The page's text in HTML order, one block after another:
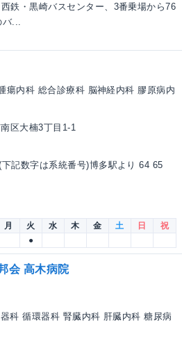
鉄・黒崎バスセンター、3番乗場から76
...
瘍内科 総合診療科 脳神経内科 膠原病内
区大楠3丁目1-1
記数字は系統番号)博多駅より 64 65
月 火 水 木 金 土 日
祝
●
会 高木病院
科 循環器科 腎臓内科 肝臓内科 糖尿病